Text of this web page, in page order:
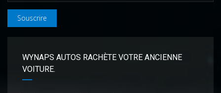
Souscrire
WYNAPS AUTOS RACHÈTE VOTRE ANCIENNE
VOITURE.